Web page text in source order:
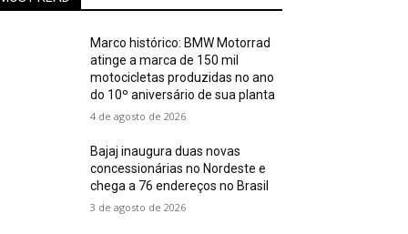
Marco histórico: BMW Motorrad
atinge a marca de 150 mil
motocicletas produzidas no ano
do 10º aniversário de sua planta
4 de agosto de 2026
Bajaj inaugura duas novas
concessionárias no Nordeste e
chega a 76 endereços no Brasil
3 de agosto de 2026